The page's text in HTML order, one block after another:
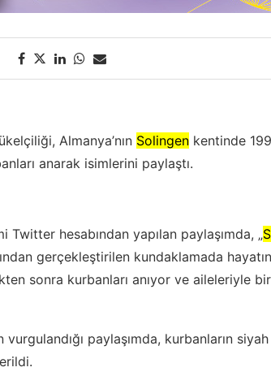
Almanya’nın Solingen kentinde
anarak isimlerini paylaştı.
Twitter hesabından yapılan paylaşımda, „
gerçekleştirilen kundaklamada
sonra kurbanları anıyor ve aileleriyle
vurgulandığı paylaşımda, kurbanların